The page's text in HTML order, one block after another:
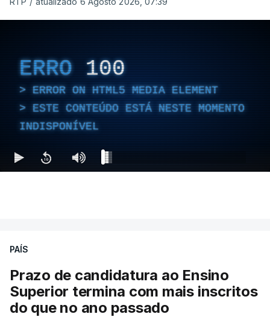
ERRO 100
ERROR ON HTML5 MEDIA ELEMENT
ESTE CONTEÚDO ESTÁ NESTE MOMENTO
INDISPONÍVEL
PAÍS
Prazo de candidatura ao Ensino
Superior termina com mais inscritos
do que no ano passado